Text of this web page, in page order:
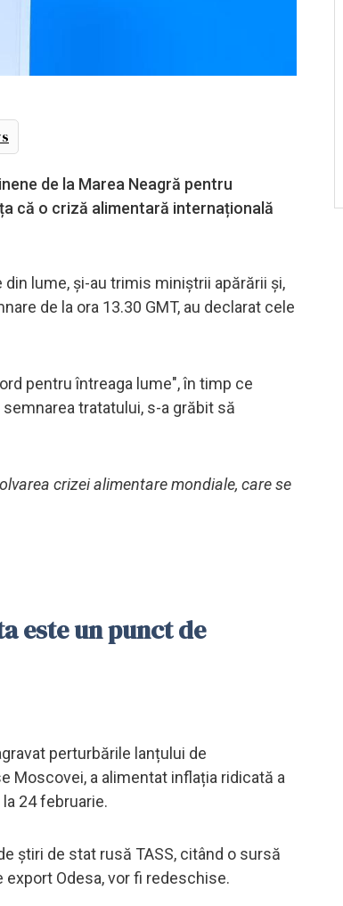
de la Marea Neagră pentru
că o criză alimentară internațională
lume, și-au trimis miniștrii apărării și,
de la ora 13.30 GMT, au declarat cele
pentru întreaga lume", în timp ce
tratatului, s-a grăbit să
crizei alimentare mondiale, care se
este un punct de
perturbările lanțului de
Moscovei, a alimentat inflația ridicată a
24 februarie.
știri de stat rusă TASS, citând o sursă
Odesa, vor fi redeschise.